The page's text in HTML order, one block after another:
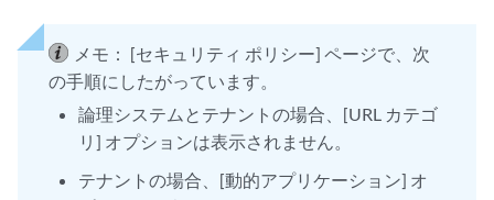
メモ： [セキュリティ ポリシー] ページで、次
の手順にしたがっています。
論理システムとテナントの場合、[URL カテゴ
リ] オプションは表示されません。
テナントの場合、[動的アプリケーション] オ